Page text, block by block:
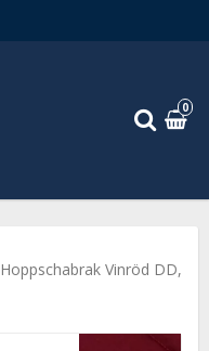
0
Hoppschabrak Vinröd DD,